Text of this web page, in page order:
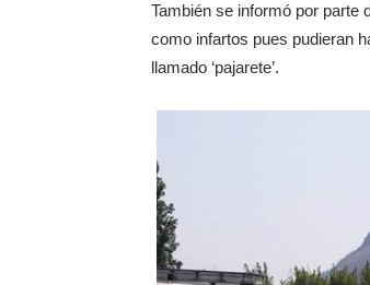
También se informó por parte
como infartos pues pudieran
llamado ‘pajarete’.